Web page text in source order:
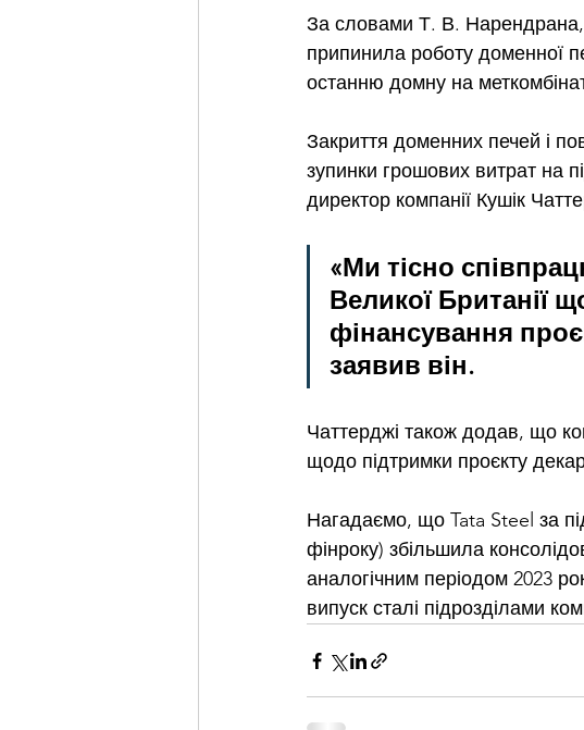
За словами Т. В. Нарендрана,
припинила роботу доменної
останню домну на
Закриття доменних печей і
зупинки грошових витрат на
директор компанії Кушік
«Ми тісно
Великої Британії
фінансування
заявив він.
Чаттерджі також додав, що
щодо підтримки проєкту
Нагадаємо, що Tata Steel за
фінроку) збільшила
аналогічним періодом 2023
випуск сталі підрозділами